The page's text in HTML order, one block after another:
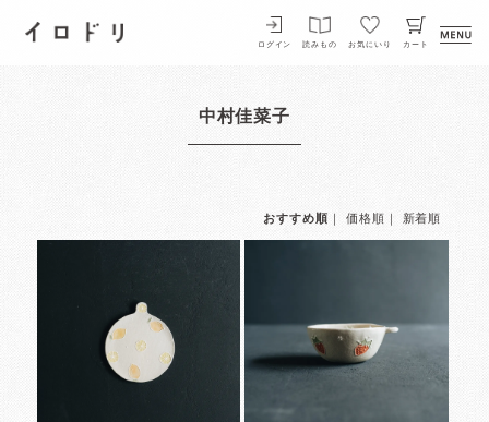
イロドリ
ログイン 読みもの お気にいり カート
中村佳菜子
おすすめ順 価格順 新着順